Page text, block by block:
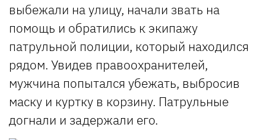
выбежали на улицу, начали звать на
помощь и обратились к экипажу
патрульной полиции, который находился
рядом. Увидев правоохранителей,
мужчина попытался убежать, выбросив
маску и куртку в корзину. Патрульные
догнали и задержали его.